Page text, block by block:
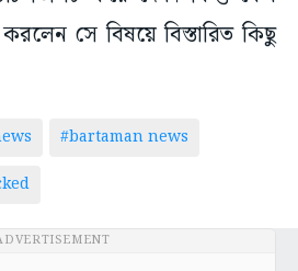
সে বিষয়ে বিস্তারিত কিছু
#bartaman news